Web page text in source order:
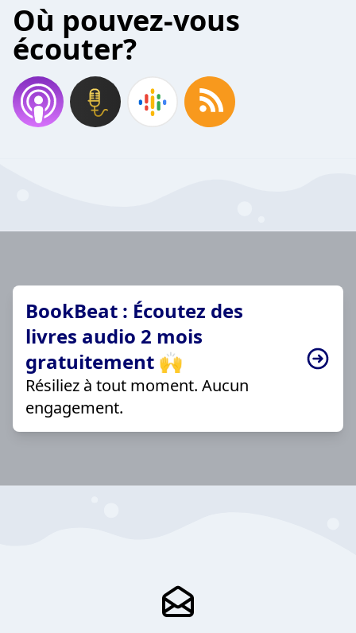
Où pouvez-vous
écouter?
BookBeat : Écoutez des
livres audio 2 mois
gratuitement 🙌
Résiliez à tout moment. Aucun
engagement.